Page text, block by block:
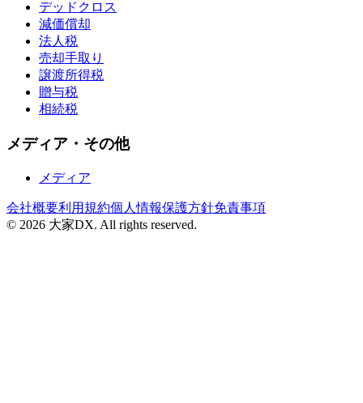
デッドクロス
減価償却
法人税
売却手取り
譲渡所得税
贈与税
相続税
メディア・その他
メディア
会社概要利用規約個人情報保護方針免責事項
© 2026 大家DX. All rights reserved.